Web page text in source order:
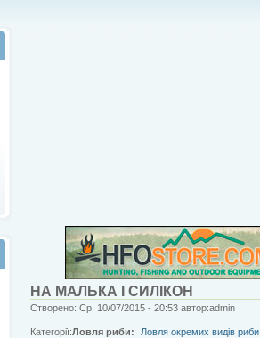
НА МАЛЬКА І СИЛІКОН
Створено: Ср, 10/07/2015 - 20:53 автор:admin
Категорії:Ловля риби: Ловля окремих видів риби